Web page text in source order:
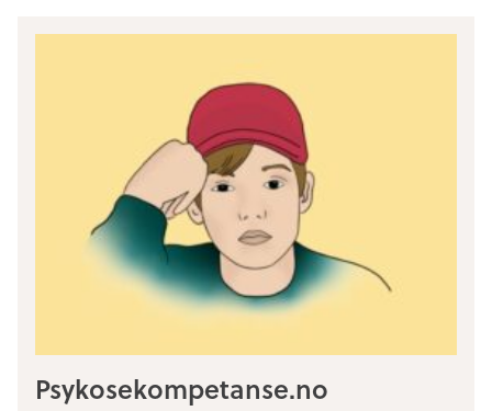
Psykosekompetanse.no